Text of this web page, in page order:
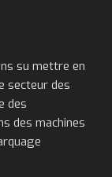
su mettre en
secteur des
des
des machines